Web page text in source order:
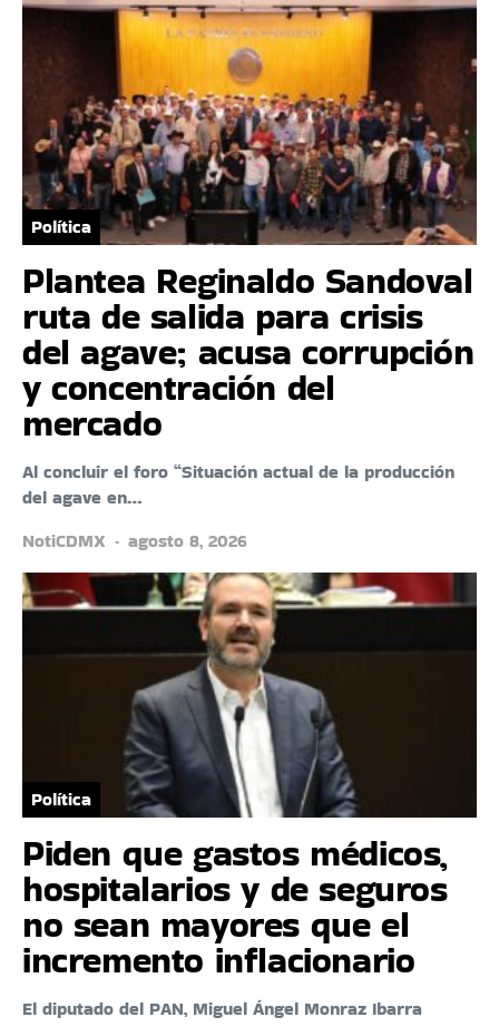
Política
Plantea Reginaldo Sandoval
ruta de salida para crisis
del agave; acusa corrupción
y concentración del
mercado
Al concluir el foro “Situación actual de la producción
del agave en…
NotiCDMX
agosto 8, 2026
Política
Piden que gastos médicos,
hospitalarios y de seguros
no sean mayores que el
incremento inflacionario
El diputado del PAN, Miguel Ángel Monraz Ibarra